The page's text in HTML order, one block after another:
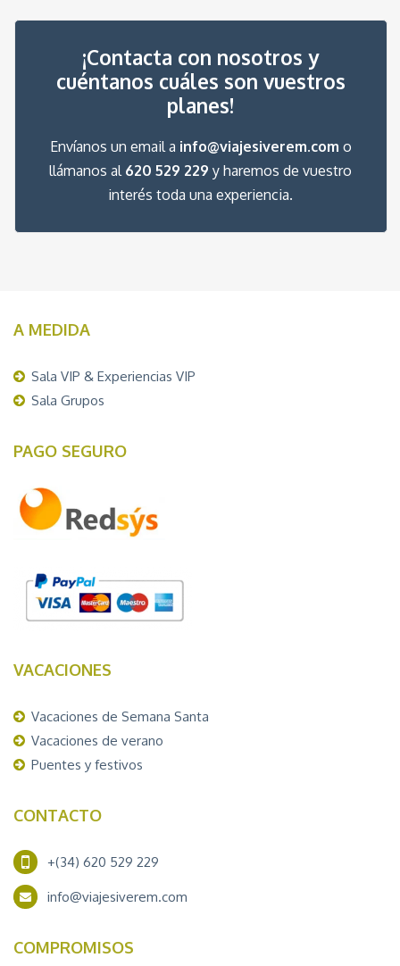
¡Contacta con nosotros y
cuéntanos cuáles son vuestros
planes!
Envíanos un email a info@viajesiverem.com o
llámanos al 620 529 229 y haremos de vuestro
interés toda una experiencia.
A MEDIDA
Sala VIP & Experiencias VIP
Sala Grupos
PAGO SEGURO
VACACIONES
Vacaciones de Semana Santa
Vacaciones de verano
Puentes y festivos
CONTACTO
+(34) 620 529 229
info@viajesiverem.com
COMPROMISOS